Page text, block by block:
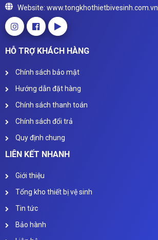
Website: www.tongkhothietbivesinh.com.vn
HỖ TRỢ KHÁCH HÀNG
Chính sách bảo mật
Hướng dẫn đặt hàng
Chính sách thanh toán
Chính sách đổi trả
Quy định chung
LIÊN KẾT NHANH
Giới thiệu
Tổng kho thiết bị vệ sinh
Tin tức
Bảo hành